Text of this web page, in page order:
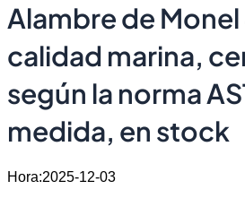
Alambre de
calidad marina,
según la norma
medida, en stock
Hora:2025-12-03